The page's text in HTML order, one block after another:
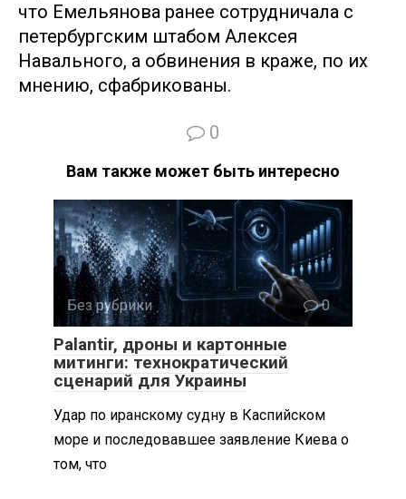
что Емельянова ранее сотрудничала с
петербургским штабом Алексея
Навального, а обвинения в краже, по их
мнению, сфабрикованы.
0
Вам также может быть интересно
Без рубрики 0
Palantir, дроны и картонные
митинги: технократический
сценарий для Украины
Удар по иранскому судну в Каспийском
море и последовавшее заявление Киева о
том, что